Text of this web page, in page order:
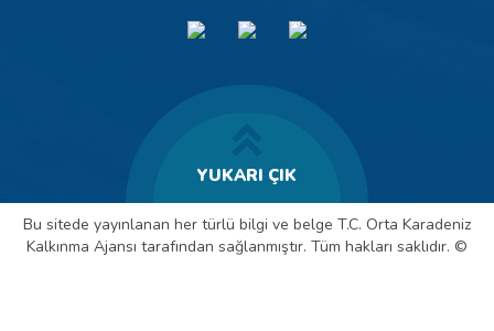
YUKARI ÇIK
Bu sitede yayınlanan her türlü bilgi ve belge T.C. Orta Karadeniz
Kalkınma Ajansı tarafından sağlanmıştır. Tüm hakları saklıdır. ©